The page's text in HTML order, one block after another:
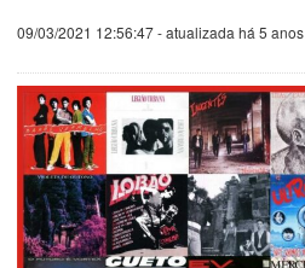
09/03/2021 12:56:47- atualizada há 5 anos